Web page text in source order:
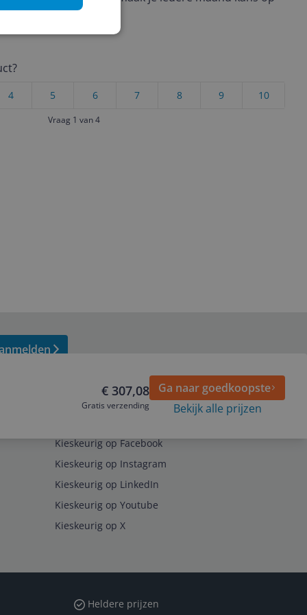
10
9
8
7
6
5
4
Vraag 1 van 4
€ 307,08
Gratis verzending
Ga naar goedkoopste
Bekijk alle prijzen
Kieskeurig op Facebook
Kieskeurig op Instagram
Kieskeurig op LinkedIn
Kieskeurig op Youtube
Kieskeurig op X
Heldere prijzen